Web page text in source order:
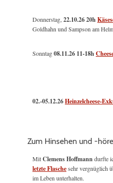
Donnerstag,22.10.26 20h
Goldhahn und Sampson am
Sonntag08.11.26 11-18h
02.-05.12.26Heinzelcheese-
Zum Hinsehen und -
MitClemens Hoffmanndurfte
letzte Flaschesehr vergnüglich
im Leben unterhalten.